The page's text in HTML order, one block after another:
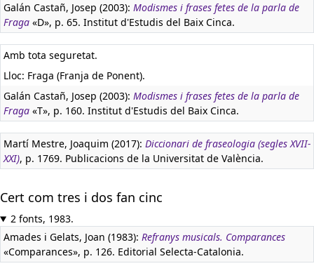
Galán Castañ, Josep (2003): Modismes i frases fetes de la parla de
Fraga «D», p. 65. Institut d'Estudis del Baix Cinca.
Amb tota seguretat.
Lloc: Fraga (Franja de Ponent).
Galán Castañ, Josep (2003): Modismes i frases fetes de la parla de
Fraga «T», p. 160. Institut d'Estudis del Baix Cinca.
Martí Mestre, Joaquim (2017): Diccionari de fraseologia (segles XVII-
XXI), p. 1769. Publicacions de la Universitat de València.
Cert com tres i dos fan cinc
2 fonts, 1983.
Amades i Gelats, Joan (1983): Refranys musicals. Comparances
«Comparances», p. 126. Editorial Selecta-Catalonia.